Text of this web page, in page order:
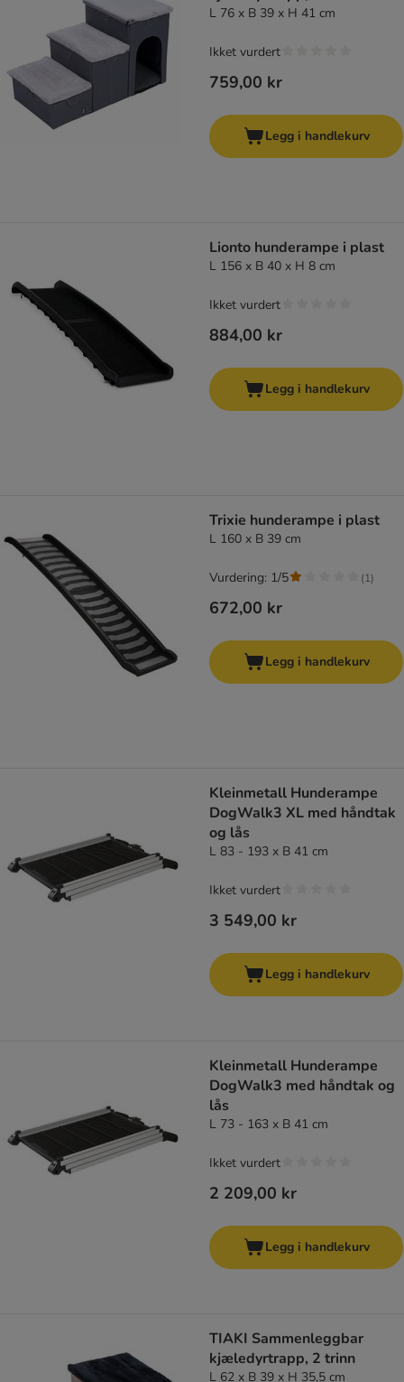
L 76 x B 39 x H 41 cm
759,00 kr
Ikket vurdert
Legg i handlekurv
Lionto hunderampe i plast
L 156 x B 40 x H 8 cm
884,00 kr
Ikket vurdert
Legg i handlekurv
Trixie hunderampe i plast
L 160 x B 39 cm
672,00 kr
Vurdering: 1/5 (1)
Legg i handlekurv
Kleinmetall Hunderampe
DogWalk3 XL med håndtak
og lås
L 83 - 193 x B 41 cm
3 549,00 kr
Ikket vurdert
Legg i handlekurv
Kleinmetall Hunderampe
DogWalk3 med håndtak og
lås
L 73 - 163 x B 41 cm
2 209,00 kr
Ikket vurdert
Legg i handlekurv
TIAKI Sammenleggbar
kjæledyrtrapp, 2 trinn
L 62 x B 39 x H 35,5 cm